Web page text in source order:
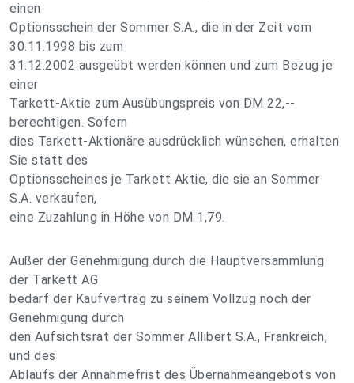
einen
Optionsschein der Sommer S.A., die in der Zeit vom
30.11.1998 bis zum
31.12.2002 ausgeübt werden können und zum Bezug je
einer
Tarkett-Aktie zum Ausübungspreis von DM 22,--
berechtigen. Sofern
dies Tarkett-Aktionäre ausdrücklich wünschen, erhalten
Sie statt des
Optionsscheines je Tarkett Aktie, die sie an Sommer
S.A. verkaufen,
eine Zuzahlung in Höhe von DM 1,79.
Außer der Genehmigung durch die Hauptversammlung
der Tarkett AG
bedarf der Kaufvertrag zu seinem Vollzug noch der
Genehmigung durch
den Aufsichtsrat der Sommer Allibert S.A., Frankreich,
und des
Ablaufs der Annahmefrist des Übernahmeangebots von